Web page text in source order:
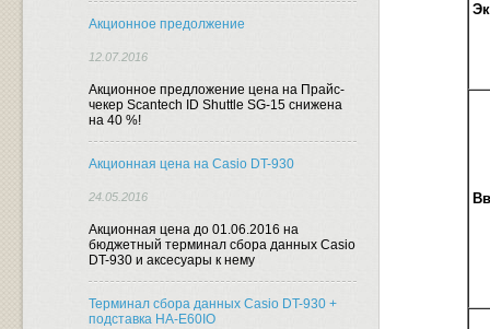
Акционное предолжение
12.07.2016
Акционное предложение цена на Прайс-
чекер Scantech ID Shuttle SG-15 снижена
на 40 %!
Акционная цена на Casio DT-930
24.05.2016
Акционная цена до 01.06.2016 на
бюджетный терминал сбора данных Casio
DT-930 и аксесуары к нему
Терминал сбора данных Casio DT-930 +
подставка HA-E60IO